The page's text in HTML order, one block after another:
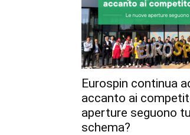
Eurospin continua
accanto ai
aperture seguono
schema?